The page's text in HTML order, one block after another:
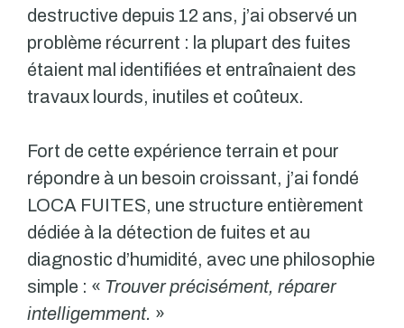
destructive depuis 12 ans, j’ai observé un
problème récurrent : la plupart des fuites
étaient mal identifiées et entraînaient des
travaux lourds, inutiles et coûteux.
Fort de cette expérience terrain et pour
répondre à un besoin croissant, j’ai fondé
LOCA FUITES, une structure entièrement
dédiée à la détection de fuites et au
diagnostic d’humidité, avec une philosophie
simple : « Trouver précisément, réparer
intelligemment. »